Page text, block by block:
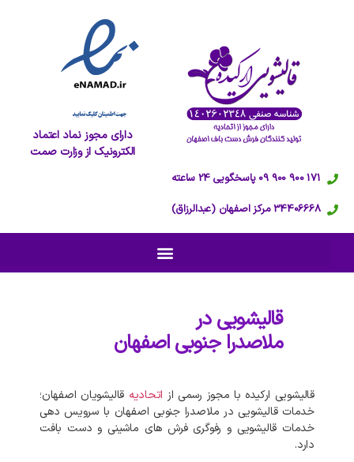
دارای مجوز نماد اعتماد
الکترونیک از وزارت صمت
171 900 900 09 پاسخگویی 24 ساعته
34406668 مرکز اصفهان (عبدالرزاق)
قالیشویی در
ملاصدرا جنوبی اصفهان
قالیشویی ارکیده با مجوز رسمی از اتحادیه قالیشویان اصفهان؛
خدمات قالیشویی در ملاصدرا جنوبی اصفهان با سرویس دهی
خدمات قالیشویی و رفوگری فرش های ماشینی و دست بافت
دارد.